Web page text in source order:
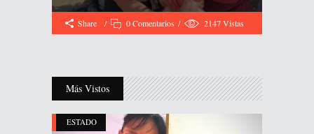
Share 0 Comentarios 2147Vistas
Más Vistos
ESTADO